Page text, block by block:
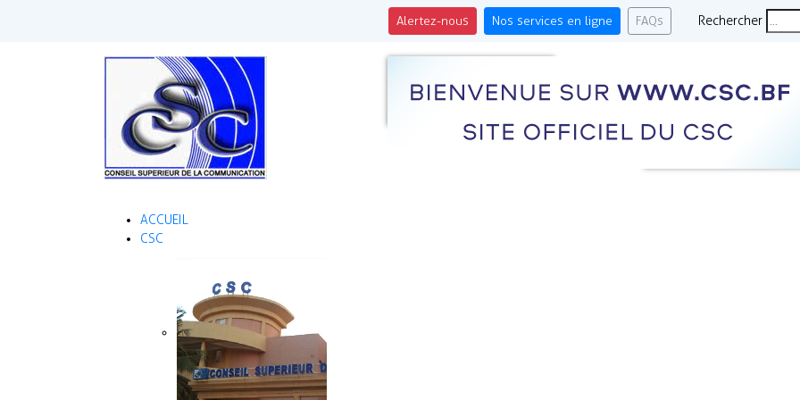
Alertez-nous Nos services en ligne FAQs Rechercher
ACCUEIL
CSC